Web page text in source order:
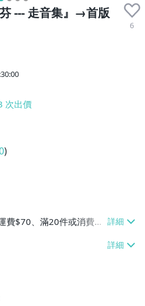
--- 走音集』→首版
6
次出價
)
費$70、滿20件或消費滿
跨國寄送【單件運費$2
滿$50000免運費】